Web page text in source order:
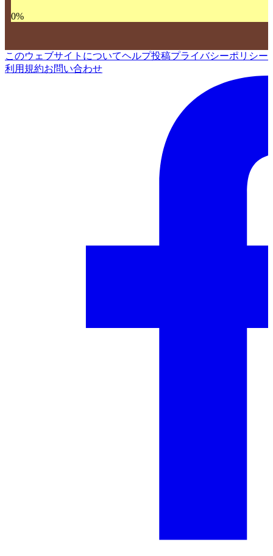
0%
このウェブサイトについてヘルプ投稿プライバシーポリシー
利用規約お問い合わせ